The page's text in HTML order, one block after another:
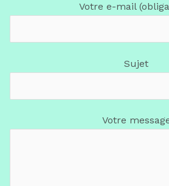
Votre e-mail
Sujet
Votre